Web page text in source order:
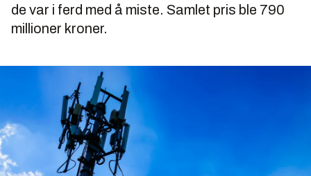
de var i ferd med å miste. Samlet pris ble 790
millioner kroner.